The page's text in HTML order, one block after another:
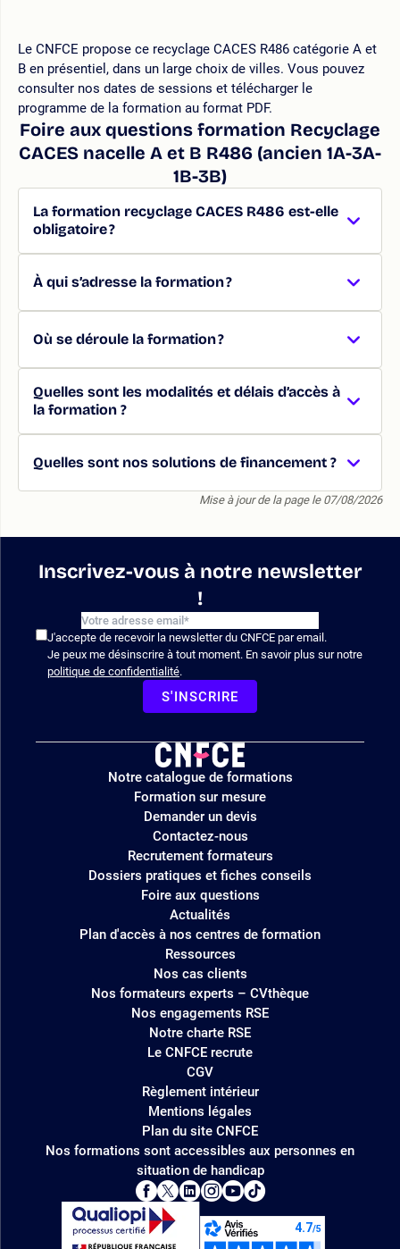
Le CNFCE propose ce recyclage CACES R486 catégorie A et
B en présentiel, dans un large choix de villes. Vous pouvez
consulter nos dates de sessions et télécharger le
programme de la formation au format PDF.
Foire aux questions formation Recyclage
CACES nacelle A et B R486 (ancien 1A-3A-
1B-3B)
La formation recyclage CACES R486 est-elle
obligatoire ?
À qui s’adresse la formation ?
Où se déroule la formation ?
Quelles sont les modalités et délais d’accès à
la formation ?
Quelles sont nos solutions de financement ?
Mise à jour de la page le 07/08/2026
Inscrivez-vous à notre newsletter
!
J'accepte de recevoir la newsletter du CNFCE par email.
Je peux me désinscrire à tout moment. En savoir plus sur notre
politique de confidentialité.
S'INSCRIRE
Logo
site
Notre catalogue de formations
Formation sur mesure
Demander un devis
Contactez-nous
Recrutement formateurs
Dossiers pratiques et fiches conseils
Foire aux questions
Actualités
Plan d'accès à nos centres de formation
Ressources
Nos cas clients
Nos formateurs experts – CVthèque
Nos engagements RSE
Notre charte RSE
Le CNFCE recrute
CGV
Règlement intérieur
Mentions légales
Plan du site CNFCE
Nos formations sont accessibles aux personnes en
situation de handicap